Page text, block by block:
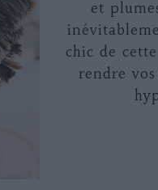
et
chic de
rendre vos